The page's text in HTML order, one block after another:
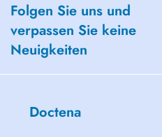
Folgen Sie uns und
verpassen Sie keine
Neuigkeiten
Doctena